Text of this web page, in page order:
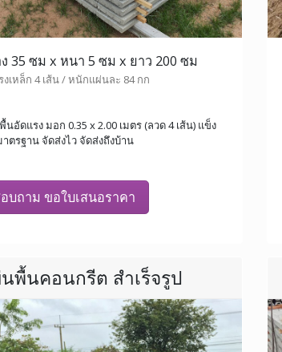
35 ซม x หนา 5 ซม x ยาว 200 ซม
งเหล็ก 4 เส้น / หนักแผ่นละ 84 กก
นอัดแรง มอก 0.35 x 2.00 เมตร (ลวด 4 เส้น) แข็ง
าตรฐาน จัดส่งไว จัดส่งถึงบ้าน
บถาม ขอใบเสนอราคา
พื้นคอนกรีต สำเร็จรูป